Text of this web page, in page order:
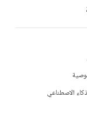
الاصطناعي